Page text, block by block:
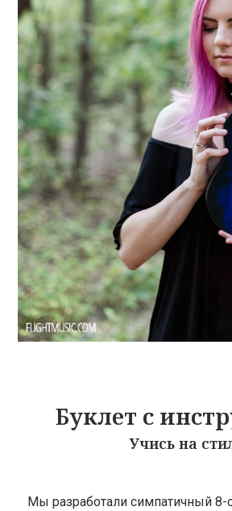
Буклет с
Учись на
Мы разработали симпатичный 8-